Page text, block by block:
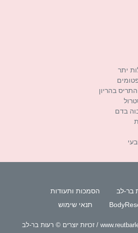
יתר
בהריון
בדם
בר-לב
הסמכות ותעודות
תנאי שימוש